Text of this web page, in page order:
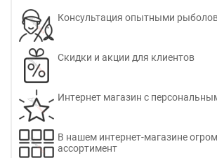
Консультация опытными
Скидки и акции для клиентов
Интернет магазин с
В нашем интернет-магазине
ассортимент